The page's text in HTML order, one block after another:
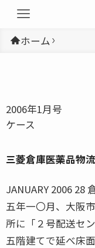
ホーム
2006年1月号
ケース
三菱倉庫――医薬品物流
JANUARY 2006 28
五年一〇月、大阪
所に「２号配送セ
五階建てで延べ床